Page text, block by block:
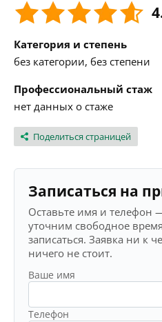
Категория и степень
без категории, без степени
Профессиональный стаж
нет данных о стаже
Поделиться страницей
Записаться на
Оставьте имя и телефон
уточним свободное
записаться. Заявка ни к
ничего не стоит.
Ваше имя
Телефон